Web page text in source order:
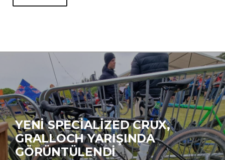
YENI SPECIALIZED CRUX,
GRALLOCH YARIŞINDA
GÖRÜNTÜLENDI